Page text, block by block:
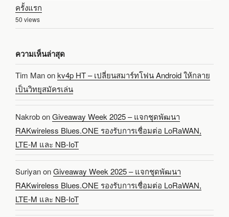
ครั้งแรก
50 views
ความเห็นล่าสุด
Tim Manonkv4p HT – เปลี่ยนสมาร์ทโฟน Android ให้กลาย
เป็นวิทยุสมัครเล่น
NakrobonGiveaway Week 2025 – แจกชุดพัฒนา
RAKwireless Blues.ONE รองรับการเชื่อมต่อ LoRaWAN,
LTE-M และ NB-IoT
SuriyanonGiveaway Week 2025 – แจกชุดพัฒนา
RAKwireless Blues.ONE รองรับการเชื่อมต่อ LoRaWAN,
LTE-M และ NB-IoT